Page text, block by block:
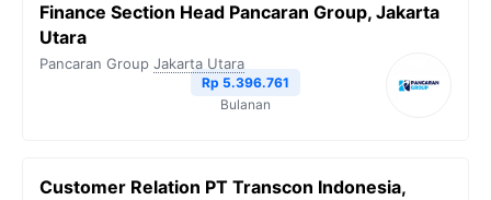
Finance Section Head Pancaran Group, Jakarta
Utara
Pancaran Group Jakarta Utara
Rp 5.396.761
Bulanan
Customer Relation PT Transcon Indonesia,